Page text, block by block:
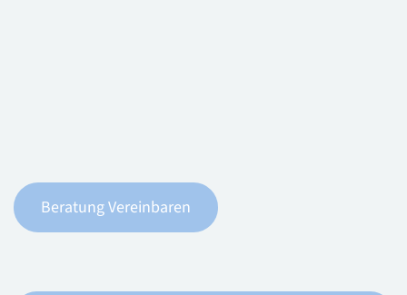
Beratung Vereinbaren